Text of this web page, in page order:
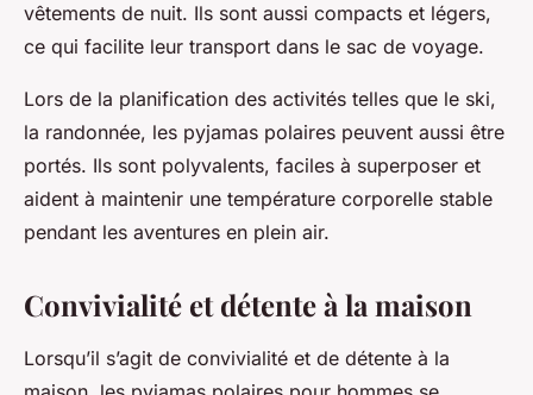
vêtements de nuit. Ils sont aussi compacts et légers,
ce qui facilite leur transport dans le sac de voyage.
Lors de la planification des activités telles que le ski,
la randonnée, les pyjamas polaires peuvent aussi être
portés. Ils sont polyvalents, faciles à superposer et
aident à maintenir une température corporelle stable
pendant les aventures en plein air.
Convivialité et détente à la maison
Lorsqu’il s’agit de convivialité et de détente à la